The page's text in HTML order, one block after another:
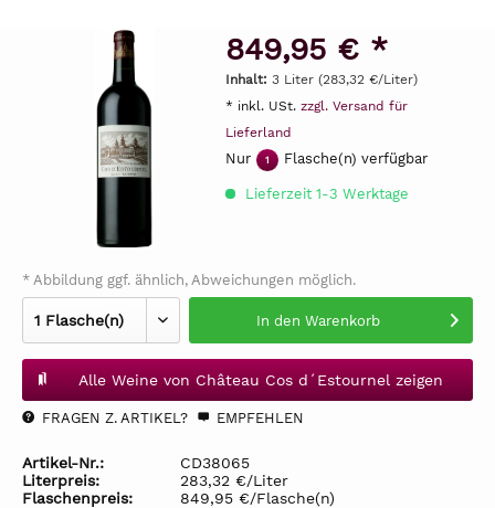
849,95 € *
Inhalt: 3 Liter (283,32 €/Liter)
* inkl. USt. zzgl. Versand für
Lieferland
Nur 1 Flasche(n) verfügbar
Lieferzeit 1-3 Werktage
* Abbildung ggf. ähnlich, Abweichungen möglich.
In den Warenkorb
Alle Weine von Château Cos d´Estournel zeigen
FRAGEN Z. ARTIKEL? EMPFEHLEN
Artikel-Nr.:
CD38065
Literpreis:
283,32 €/Liter
Flaschenpreis:
849,95 €/Flasche(n)